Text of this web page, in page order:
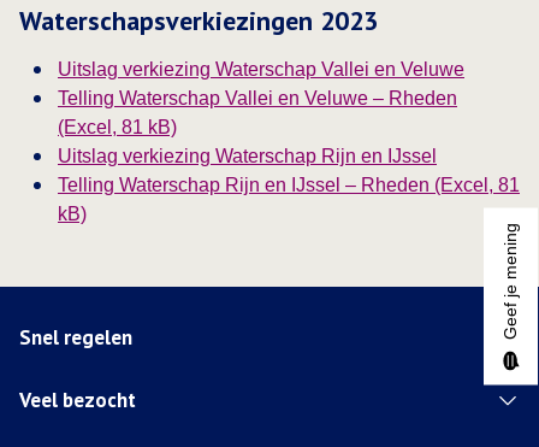
Waterschapsverkiezingen 2023
Uitslag verkiezing Waterschap Vallei en Veluwe
Telling Waterschap Vallei en Veluwe – Rheden
(Excel, 81 kB)
Uitslag verkiezing Waterschap Rijn en IJssel
Telling Waterschap Rijn en IJssel – Rheden (Excel, 81
kB)
Snel regelen
Veel bezocht
Geef je mening